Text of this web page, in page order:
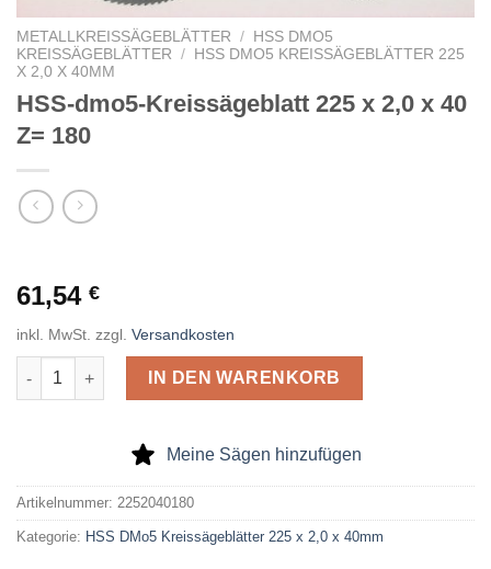
METALLKREISSÄGEBLÄTTER / HSS DMO5
KREISSÄGEBLÄTTER
/ HSS DMO5 KREISSÄGEBLÄTTER 225
X 2,0 X 40MM
HSS-dmo5-Kreissägeblatt 225 x 2,0 x 40
Z= 180
61,54 €
inkl. MwSt. zzgl. Versandkosten
HSS-dmo5-Kreissägeblatt 225 x 2,0 x 40 Z= 180 Menge
IN DEN WARENKORB
Meine Sägen hinzufügen
Artikelnummer: 2252040180
Kategorie: HSS DMo5 Kreissägeblätter 225 x 2,0 x 40mm